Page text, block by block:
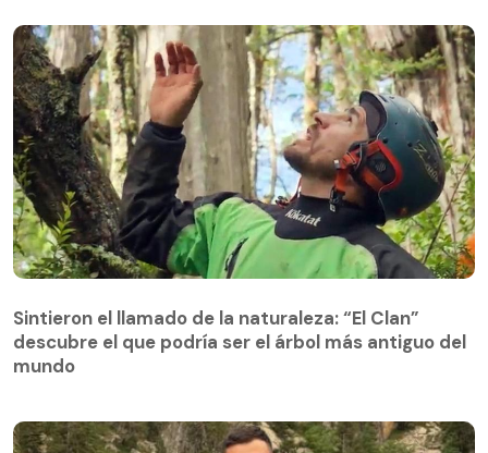
descubre el que podría ser el árbol más antiguo del
mundo
Sintieron el llamado de la naturaleza: “El Clan”
descubre el que podría ser el árbol más antiguo del
mundo